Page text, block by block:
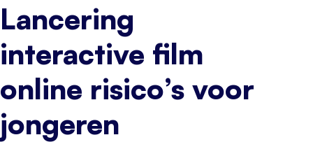
Lancering
interactive film
online risico’s voor
jongeren